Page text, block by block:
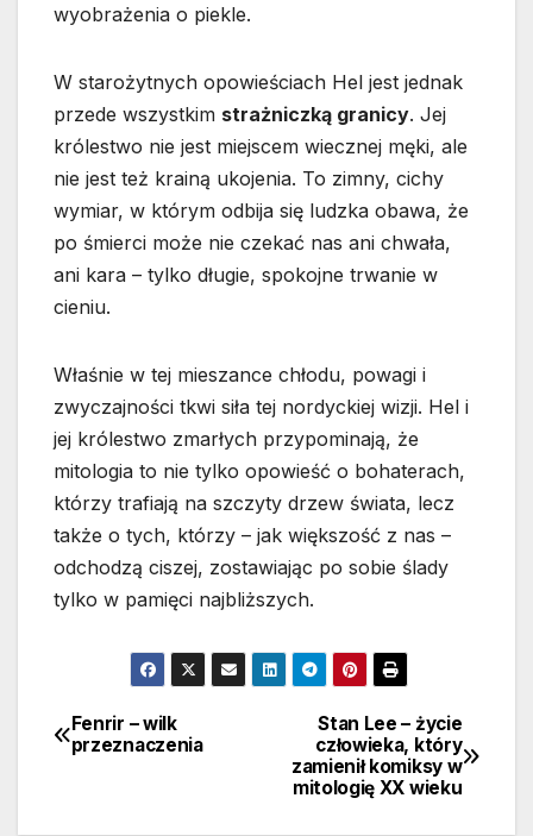
wyobrażenia o piekle.
W starożytnych opowieściach Hel jest jednak
przede wszystkim strażniczką granicy. Jej
królestwo nie jest miejscem wiecznej męki, ale
nie jest też krainą ukojenia. To zimny, cichy
wymiar, w którym odbija się ludzka obawa, że
po śmierci może nie czekać nas ani chwała,
ani kara – tylko długie, spokojne trwanie w
cieniu.
Właśnie w tej mieszance chłodu, powagi i
zwyczajności tkwi siła tej nordyckiej wizji. Hel i
jej królestwo zmarłych przypominają, że
mitologia to nie tylko opowieść o bohaterach,
którzy trafiają na szczyty drzew świata, lecz
także o tych, którzy – jak większość z nas –
odchodzą ciszej, zostawiając po sobie ślady
tylko w pamięci najbliższych.
Nawigacja
Stan Lee – życie
człowieka, który
zamienił komiksy w
mitologię XX wieku
Fenrir – wilk
przeznaczenia